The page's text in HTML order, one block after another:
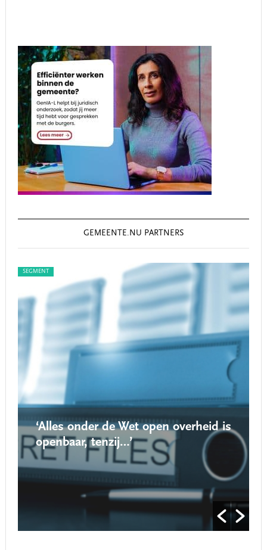
GEMEENTE.NU PARTNERS
SEGMENT
‘Alles onder de Wet open overheid is
openbaar, tenzij…’